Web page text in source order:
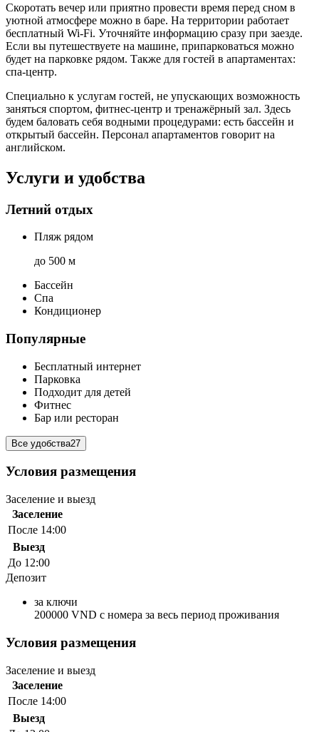
Скоротать вечер или приятно провести время перед сном в
уютной атмосфере можно в баре. На территории работает
бесплатный Wi-Fi. Уточняйте информацию сразу при заезде.
Если вы путешествуете на машине, припарковаться можно
будет на парковке рядом. Также для гостей в апартаментах:
спа-центр.
Специально к услугам гостей, не упускающих возможность
заняться спортом, фитнес-центр и тренажёрный зал. Здесь
будем баловать себя водными процедурами: есть бассейн и
открытый бассейн. Персонал апартаментов говорит на
английском.
Услуги и удобства
Летний отдых
Пляж рядом
до 500 м
Бассейн
Спа
Кондиционер
Популярные
Бесплатный интернет
Парковка
Подходит для детей
Фитнес
Бар или ресторан
Все удобства27
Условия размещения
Заселение и выезд
Заселение
После 14:00
Выезд
До 12:00
Депозит
за ключи
200000 VND с номера за весь период проживания
Условия размещения
Заселение и выезд
Заселение
После 14:00
Выезд